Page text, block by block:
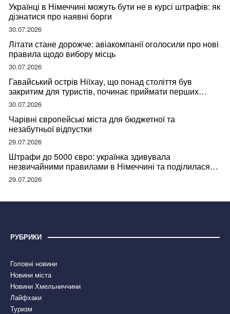
Українці в Німеччині можуть бути не в курсі штрафів: як
дізнатися про наявні борги
30.07.2026
Літати стане дорожче: авіакомпанії оголосили про нові
правила щодо вибору місць
30.07.2026
Гавайський острів Ніїхау, що понад століття був
закритим для туристів, починає приймати перших
відвідувачів
30.07.2026
Чарівні європейські міста для бюджетної та
незабутньої відпустки
29.07.2026
Штрафи до 5000 євро: українка здивувала
незвичайними правилами в Німеччині та поділилася
правдою
29.07.2026
РУБРИКИ
Головні новини
Новини міста
Новини Хмельниччини
Лайфхаки
Туризм